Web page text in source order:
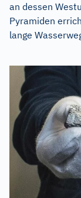
an dessen
Pyramiden
lange